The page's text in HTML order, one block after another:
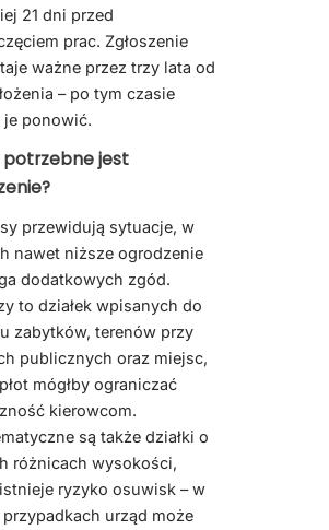
21 dni przed
prac. Zgłoszenie
ważne przez trzy lata od
– po tym czasie
je ponowić.
potrzebne jest
przewidują sytuacje, w
nawet niższe ogrodzenie
dodatkowych zgód.
to działek wpisanych do
zabytków, terenów przy
publicznych oraz miejsc,
mógłby ograniczać
kierowcom.
są także działki o
różnicach wysokości,
ryzyko osuwisk – w
urząd może